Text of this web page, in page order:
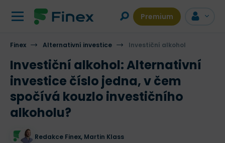
Premium
Finex Alternativní investice Investiční alkohol
Investiční alkohol: Alternativní
investice číslo jedna, v čem
spočívá kouzlo investičního
alkoholu?
Redakce Finex, Martin Klass